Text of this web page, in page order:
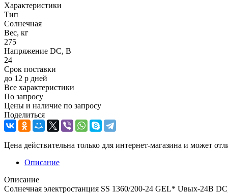
Характеристики
Тип
Солнечная
Вес, кг
275
Напряжение DC, В
24
Срок поставки
до 12 р дней
Все характеристики
По запросу
Цены и наличие по запросу
Поделиться
Цена действительна только для интернет-магазина и может
Описание
Описание
Солнечная электростанция SS 1360/200-24 GEL* Uвых-24В